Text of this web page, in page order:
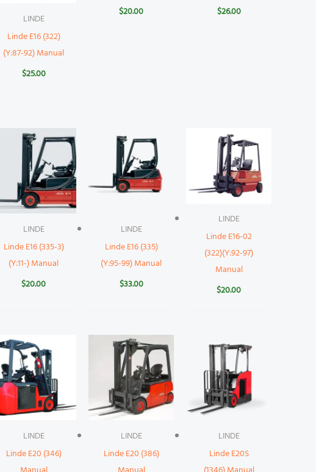
LINDE
Linde E16 (322)
(Y:87-92) Manual
$25.00
$20.00
$26.00
LINDE
Linde E16 (335-3)
(Y:11-) Manual
$20.00
LINDE
Linde E16 (335)
(Y:95-99) Manual
$33.00
LINDE
Linde E16-02
(322)(Y:92-97)
Manual
$20.00
LINDE
Linde E20 (346)
LINDE
Linde E20 (386)
LINDE
Linde E20S